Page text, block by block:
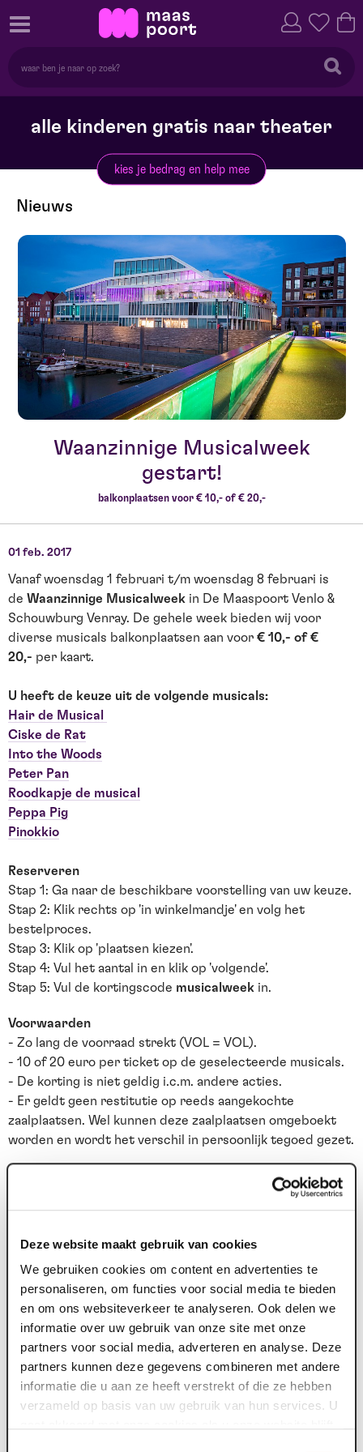
Deze website maakt gebruik van cookies
We gebruiken cookies om content en advertenties te
personaliseren, om functies voor social media te bieden
en om ons websiteverkeer te analyseren. Ook delen we
informatie over uw gebruik van onze site met onze
partners voor social media, adverteren en analyse. Deze
partners kunnen deze gegevens combineren met andere
informatie die u aan ze heeft verstrekt of die ze hebben
verzameld op basis van uw gebruik van hun services. U
alle kinderen gratis naar theater
kies je bedrag en help mee
Nieuws
Waanzinnige Musicalweek
gestart!
balkonplaatsen voor € 10,- of € 20,-
01 feb. 2017
Vanaf woensdag 1 februari t/m woensdag 8 februari is
de Waanzinnige Musicalweek in De Maaspoort Venlo &
Schouwburg Venray. De gehele week bieden wij voor
diverse musicals balkonplaatsen aan voor € 10,- of €
20,- per kaart.
U heeft de keuze uit de volgende musicals:
Hair de Musical
Ciske de Rat
Into the Woods
Peter Pan
Roodkapje de musical
Peppa Pig
Pinokkio
Reserveren
Stap 1: Ga naar de beschikbare voorstelling van uw keuze.
Stap 2: Klik rechts op 'in winkelmandje' en volg het
bestelproces.
Stap 3: Klik op 'plaatsen kiezen'.
Stap 4: Vul het aantal in en klik op 'volgende'.
Stap 5: Vul de kortingscode musicalweek in.
Voorwaarden
- Zo lang de voorraad strekt (VOL = VOL).
- 10 of 20 euro per ticket op de geselecteerde musicals.
- De korting is niet geldig i.c.m. andere acties.
- Er geldt geen restitutie op reeds aangekochte
zaalplaatsen. Wel kunnen deze zaalplaatsen omgeboekt
worden en wordt het verschil in persoonlijk tegoed gezet.
Nieuws archief
22 jul. 2026
Deze zomer: Maaspoort wordt
televisiestudio
Van dinsdag 4 tot en met zaterdag 8 augustus gebeurt er
iets bijzonders in Maaspoort. BACKSTAGE verandert vijf
avonden lang in de set van...